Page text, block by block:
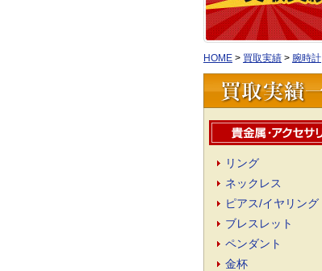
HOME > 買取実績 > 腕時計
リング
ネックレス
ピアス/イヤリング
ブレスレット
ペンダント
金杯